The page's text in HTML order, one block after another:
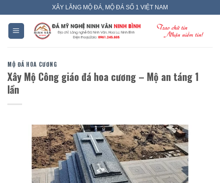
content
XÂY LĂNG MỘ ĐÁ, MỘ ĐÁ SỐ 1 VIỆT NAM
MỘ ĐÁ HOA CƯƠNG
Xây Mộ Công giáo đá hoa cương – Mộ an táng 1
lần